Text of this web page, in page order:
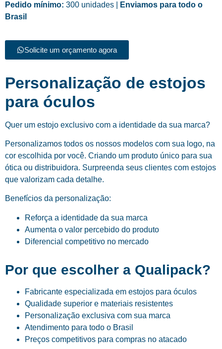
Pedido mínimo: 300 unidades |
Enviamos para todo o
Brasil
Solicite um orçamento agora
Personalização de estojos
para óculos
Quer um estojo exclusivo com a identidade da sua marca?
Personalizamos todos os nossos modelos com sua logo, na
cor escolhida por você. Criando um produto único para sua
ótica ou distribuidora. Surpreenda seus clientes com estojos
que valorizam cada detalhe.
Benefícios da personalização:
Reforça a identidade da sua marca
Aumenta o valor percebido do produto
Diferencial competitivo no mercado
Por que escolher a Qualipack?
Fabricante especializada em estojos para óculos
Qualidade superior e materiais resistentes
Personalização exclusiva com sua marca
Atendimento para todo o Brasil
Preços competitivos para compras no atacado